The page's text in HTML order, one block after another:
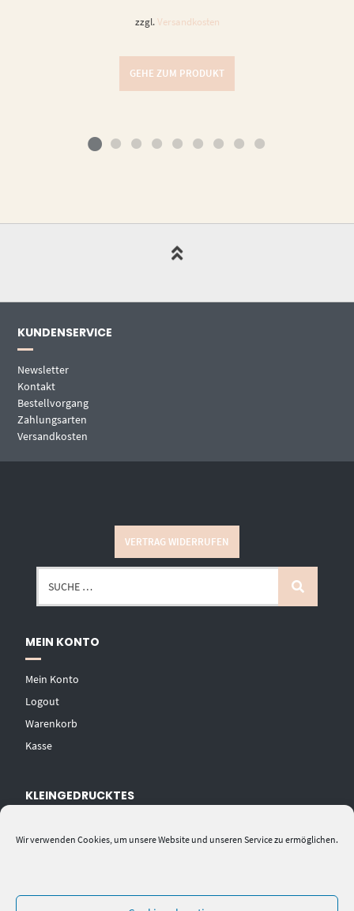
Wir verwenden Cookies, um unsere Website und unseren Service zu ermöglichen.
zzgl. Versandkosten
GEHE ZUM PRODUKT
KUNDENSERVICE
Newsletter
Kontakt
Bestellvorgang
Zahlungsarten
Versandkosten
VERTRAG WIDERRUFEN
MEIN KONTO
Mein Konto
Logout
Warenkorb
Kasse
KLEINGEDRUCKTES
Impressum